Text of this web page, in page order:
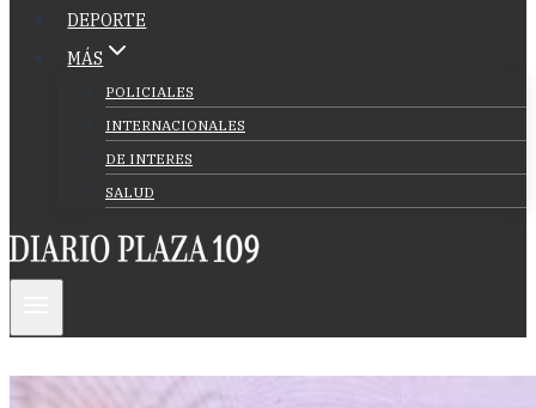
DEPORTE
MÁS
POLICIALES
INTERNACIONALES
DE INTERES
SALUD